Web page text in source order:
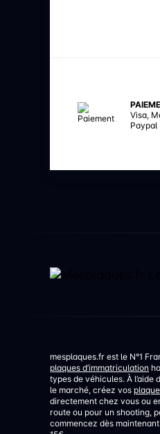
Visa,
Paypal
mesplaques.fr est le N°1
plaques d’immatriculation
types de véhicules. À
le marché, créez vos
directement chez vous ou
route ou pour un shooting,
commencez dès